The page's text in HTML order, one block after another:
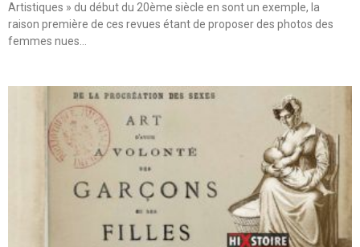
Artistiques » du début du 20ème siècle en sont un exemple, la
raison première de ces revues étant de proposer des photos des
femmes nues…